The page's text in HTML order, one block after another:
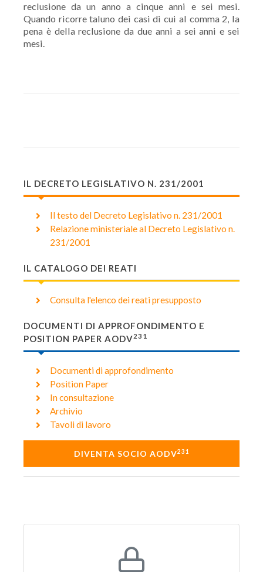
reclusione da un anno a cinque anni e sei mesi.
Quando ricorre taluno dei casi di cui al comma 2, la
pena è della reclusione da due anni a sei anni e sei
mesi.
IL DECRETO LEGISLATIVO N. 231/2001
Il testo del Decreto Legislativo n. 231/2001
Relazione ministeriale al Decreto Legislativo n.
231/2001
IL CATALOGO DEI REATI
Consulta l'elenco dei reati presupposto
DOCUMENTI DI APPROFONDIMENTO E
POSITION PAPER AODV231
Documenti di approfondimento
Position Paper
In consultazione
Archivio
Tavoli di lavoro
DIVENTA SOCIO AODV231